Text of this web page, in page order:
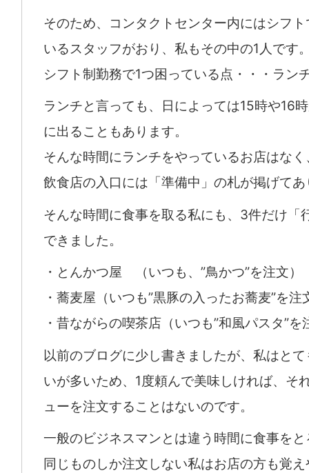
そのため、コンタクトセンター内にはシフ
いるスタッフがおり、私もその中の1人です
シフト制勤務で1つ困っている点・・・ラン
ランチと言っても、日によっては15時や16
に出ることもあります。
そんな時間にランチをやっているお店はな
飲食店の入口には「準備中」の札が掲げて
そんな時間に食事を取る私にも、3件だけ「
できました。
・とんかつ屋 （いつも、”鳥かつ”を注文）
・蕎麦屋（いつも”黒豚の入ったお蕎麦”を注
・昔ながらの喫茶店（いつも”和風パスタ”を
以前のブログに少し書きましたが、私はと
いが多いため、1度頼んで美味しければ、そ
ューを注文することはないのです。
一般のビジネスマンとは違う時間に食事を
同じものしか注文しない私はお店の方も覚